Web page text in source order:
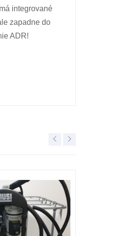
integrované
zapadne do
ADR!